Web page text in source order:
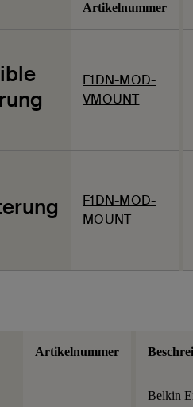
Artikelnummer
F1DN-MOD-
VMOUNT
F1DN-MOD-
MOUNT
Artikelnummer
Belkin